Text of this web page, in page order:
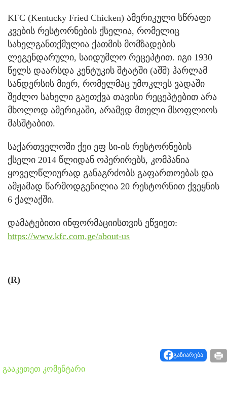
KFC (Kentucky Fried Chicken) ამერიკული სწრაფი
კვების რესტორნების ქსელია, რომელიც
სახელგანთქმულია ქათმის მომზადების
ლეგენდარული, საიდუმლო რეცეპტით. იგი 1930
წელს დაარსდა კენტუკის შტატში (აშშ) ჰარლამ
სანდერსის მიერ, რომელმაც უმოკლეს ვადაში
შეძლო სახელი გაეთქვა თავისი რეცეპტებით არა
მხოლოდ ამერიკაში, არამედ მთელი მსოფლიოს
მასშტაბით.
საქართველოში ქეი ეფ სი-ის რესტორნების
ქსელი 2014 წლიდან ოპერირებს, კომპანია
ყოველწლიურად განაგრძობს გაფართოებას და
ამჟამად წარმოდგენილია 20 რესტორნით ქვეყნის
6 ქალაქში.
დამატებითი ინფორმაციისთვის ეწვიეთ:
https://www.kfc.com.ge/about-us
(R)
გაზიარება
გააკეთეთ კომენტარი